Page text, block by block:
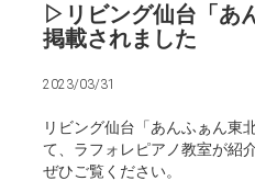
▷リビング仙台「あ
掲載されました
2023/03/31
リビング仙台「あんふぁん東
て、ラフォレピアノ教室が紹
ぜひご覧ください。